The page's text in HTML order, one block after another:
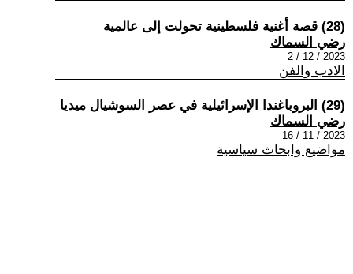
(28) قصة أغنية فلسطينية تحولت إلى عالمية
رضي السماك
2023 / 12 / 2
الادب والفن
(29) البروباغندا الإسرائيلية في عصر السوشيال ميديا
رضي السماك
2023 / 11 / 16
مواضيع وابحاث سياسية